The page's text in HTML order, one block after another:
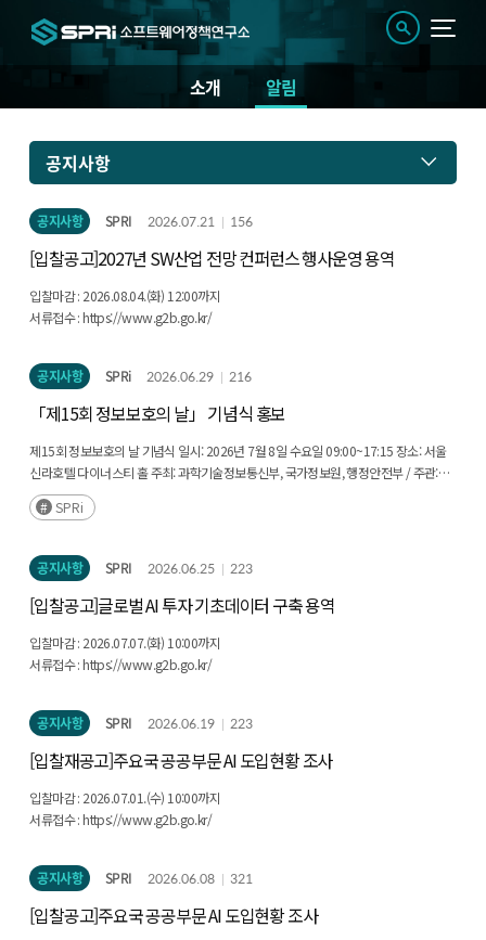
소개 알림
공지사항
공지사항 SPRI 2026.07.21 156
[입찰공고]2027년 SW산업 전망 컨퍼런스 행사운영 용역
입찰마감 : 2026.08.04.(화) 12:00까지
서류접수 : https://www.g2b.go.kr/
공지사항 SPRi 2026.06.29 216
「제15회 정보보호의 날」 기념식 홍보
제15회 정보보호의 날 기념식 일시: 2026년 7월 8일 수요일 09:00~17:15 장소: 서울
신라호텔 다이너스티 홀 주최: 과학기술정보통신부, 국가정보원, 행정안전부 / 주관:
SPRi
공지사항 SPRI 2026.06.25 223
[입찰공고]글로벌 AI 투자 기초데이터 구축 용역
입찰마감 : 2026.07.07.(화) 10:00까지
서류접수 : https://www.g2b.go.kr/
공지사항 SPRI 2026.06.19 223
[입찰재공고]주요국 공공부문 AI 도입현황 조사
입찰마감 : 2026.07.01.(수) 10:00까지
서류접수 : https://www.g2b.go.kr/
공지사항 SPRI 2026.06.08 321
[입찰공고]주요국 공공부문 AI 도입현황 조사